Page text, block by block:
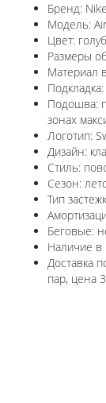
Бренд:
Модель:
Цвет:
Размеры
Материал
Подошва:
зонах
Логотип:
Дизайн:
Стиль:
Сезон:
Тип
Беговые:
Наличие в
Доставка
пар, цена